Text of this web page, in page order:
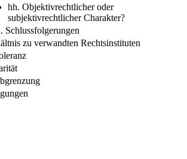
hh. Objektivrechtlicher oder
subjektivrechtlicher Charakter?
Schlussfolgerungen
zu verwandten Rechtsinstituten